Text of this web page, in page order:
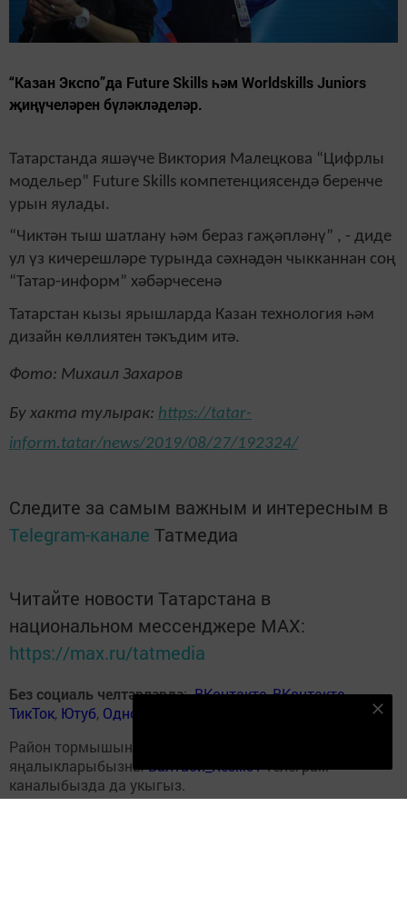
“Казан Экспо”да Future Skills һәм Worldskills Juniors
җиңүчеләрен бүләкләделәр.
Татарстанда яшәүче Виктория Малецкова “Цифрлы
модельер” Future Skills компетенциясендә беренче
урын яулады.
“Чиктән тыш шатлану һәм бераз гаҗәпләнү” , - диде
ул үз кичерешләре турында сәхнәдән чыкканнан соң
“Татар-информ” хәбәрчесенә
Татарстан кызы ярышларда Казан технология һәм
дизайн көллиятен тәкъдим итә.
Фото: Михаил Захаров
Бу хакта тулырак: https://tatar-
inform.tatar/news/2019/08/27/192324/
Следите за самым важным и интересным в
Telegram-канале Татмедиа
Читайте новости Татарстана в
национальном мессенджере MАХ:
https://max.ru/tatmedia
Без социаль челтәрләрдә:ВКонтакте,ВКонтакте,
ТикТок, Ютуб, Одноклассники
Район тормышына кагылышлы иң мөһим
яңалыкларыбызныБалтаси_Хезмэттелеграм
каналыбызда да укыгыз.